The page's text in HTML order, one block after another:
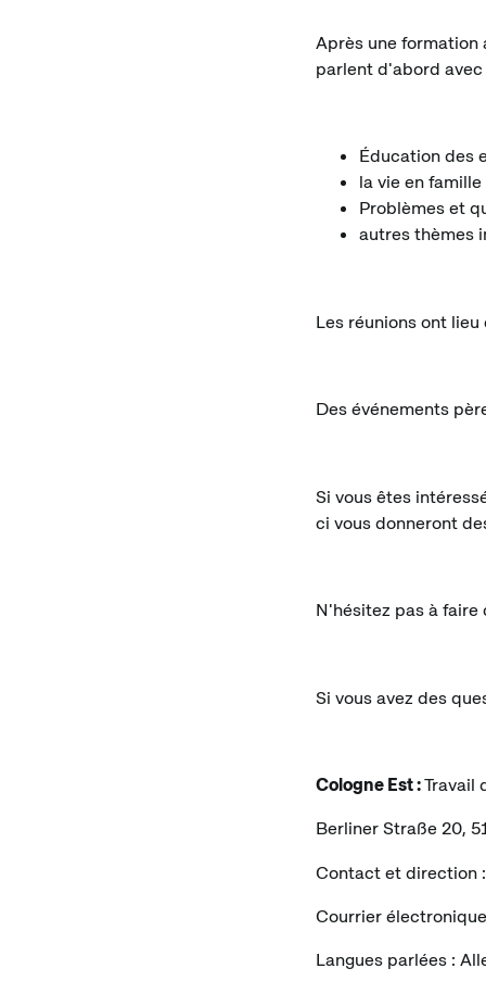
Après une
parlent d'abord
Éducation des
la vie en famille
Problèmes et
autres thèmes
Les réunions ont
Des événements
Si vous êtes
ci vous donneront
N'hésitez pas à
Si vous avez des
Cologne Est :Travail
Berliner Straße 20,
Contact et direction
Courrier
Langues parlées :